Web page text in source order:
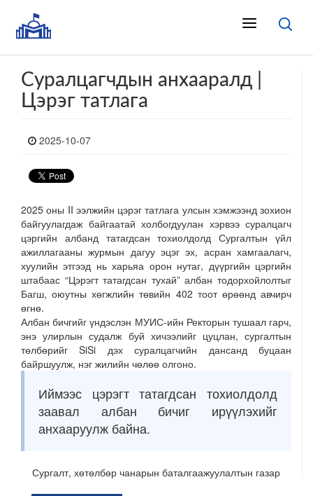
Суралцагчдын анхааралд |
Цэрэг татлага
2025-10-07
2025 оны II ээлжийн цэрэг татлага улсын хэмжээнд зохион
байгуулагдаж байгаатай холбогдуулан хэрвээ суралцагч
цэргийн албанд татагдсан тохиолдолд Сургалтын үйл
ажиллагааны журмын дагуу эцэг эх, асран хамгаалагч,
хуулийн этгээд нь харьяа орон нутаг, дүүргийн цэргийн
штабаас “Цэрэгт татагдсан тухай” албан тодорхойлолтыг
Багш, оюутны хөгжлийн төвийн 402 тоот өрөөнд авчирч
өгнө.
Албан бичгийг үндэслэн МУИС-ийн Ректорын тушаал гарч,
энэ улирлын судалж буй хичээлийг цуцлан, сургалтын
төлбөрийг SiSi дэх суралцагчийн дансанд буцаан
байршуулж, нэг жилийн чөлөө олгоно.
Иймээс цэрэгт татагдсан тохиолдолд
заавал албан бичиг ирүүлэхийг
анхааруулж байна.
Сургалт, хөтөлбөр чанарын баталгаажуулалтын газар